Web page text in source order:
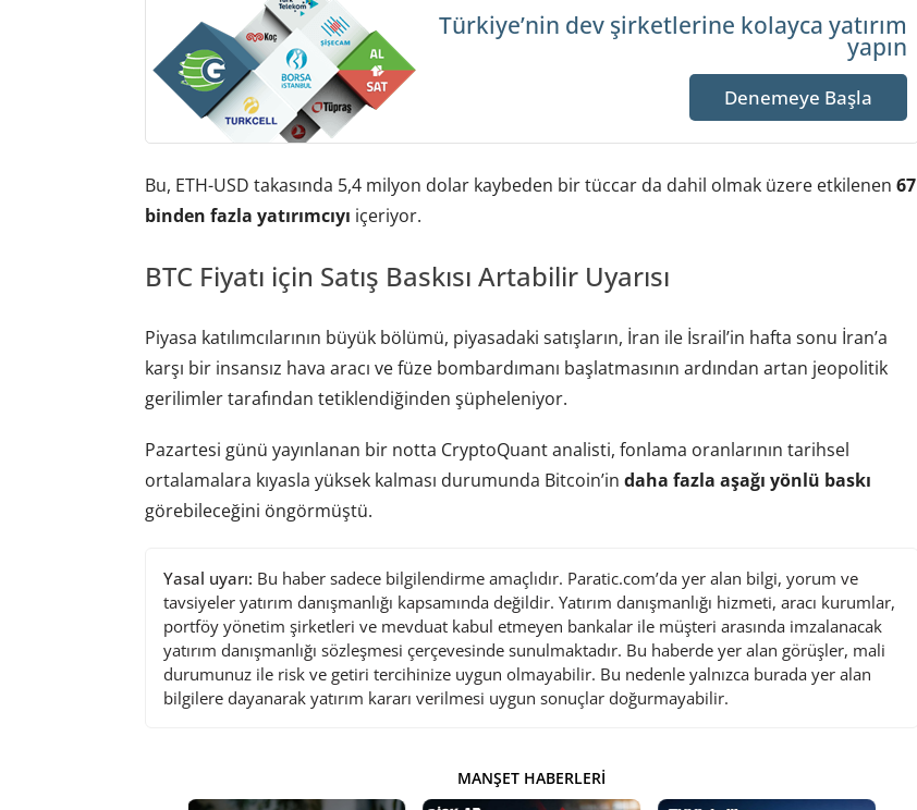
Türkiye’nin dev şirketlerine kolayca yatırım
yapın
Denemeye Başla
Bu, ETH-USD takasında 5,4 milyon dolar kaybeden bir tüccar da dahil olmak üzere etkilenen 67
binden fazla yatırımcıyı içeriyor.
BTC Fiyatı için Satış Baskısı Artabilir Uyarısı
Piyasa katılımcılarının büyük bölümü, piyasadaki satışların, İran ile İsrail’in hafta sonu İran’a
karşı bir insansız hava aracı ve füze bombardımanı başlatmasının ardından artan jeopolitik
gerilimler tarafından tetiklendiğinden şüpheleniyor.
Pazartesi günü yayınlanan bir notta CryptoQuant analisti, fonlama oranlarının tarihsel
ortalamalara kıyasla yüksek kalması durumunda Bitcoin’in daha fazla aşağı yönlü baskı
görebileceğini öngörmüştü.
Yasal uyarı: Bu haber sadece bilgilendirme amaçlıdır. Paratic.com’da yer alan bilgi, yorum ve
tavsiyeler yatırım danışmanlığı kapsamında değildir. Yatırım danışmanlığı hizmeti, aracı kurumlar,
portföy yönetim şirketleri ve mevduat kabul etmeyen bankalar ile müşteri arasında imzalanacak
yatırım danışmanlığı sözleşmesi çerçevesinde sunulmaktadır. Bu haberde yer alan görüşler, mali
durumunuz ile risk ve getiri tercihinize uygun olmayabilir. Bu nedenle yalnızca burada yer alan
bilgilere dayanarak yatırım kararı verilmesi uygun sonuçlar doğurmayabilir.
MANŞET HABERLERI